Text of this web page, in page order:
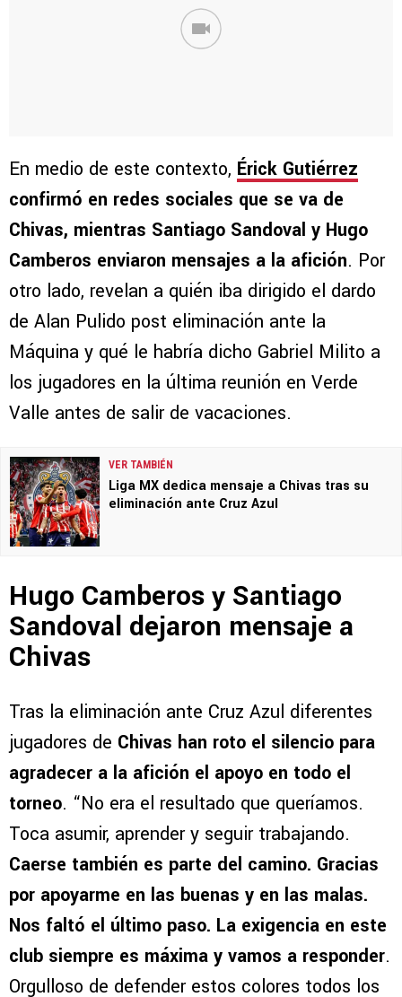
En medio de este contexto, Érick Gutiérrez
confirmó en redes sociales que se va de
Chivas, mientras Santiago Sandoval y Hugo
Camberos enviaron mensajes a la afición. Por
otro lado, revelan a quién iba dirigido el dardo
de Alan Pulido post eliminación ante la
Máquina y qué le habría dicho Gabriel Milito a
los jugadores en la última reunión en Verde
Valle antes de salir de vacaciones.
VER TAMBIÉN
Liga MX dedica mensaje a Chivas tras su
eliminación ante Cruz Azul
Hugo Camberos y Santiago
Sandoval dejaron mensaje a
Chivas
Tras la eliminación ante Cruz Azul diferentes
jugadores de Chivas han roto el silencio para
agradecer a la afición el apoyo en todo el
torneo. “No era el resultado que queríamos.
Toca asumir, aprender y seguir trabajando.
Caerse también es parte del camino. Gracias
por apoyarme en las buenas y en las malas.
Nos faltó el último paso. La exigencia en este
club siempre es máxima y vamos a responder.
Orgulloso de defender estos colores todos los